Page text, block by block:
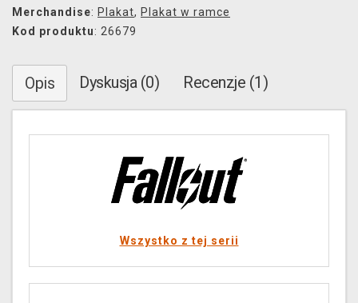
Merchandise: Plakat, Plakat w ramce
Kod produktu: 26679
Opis Dyskusja (0) Recenzje (1)
Wszystko z tej serii